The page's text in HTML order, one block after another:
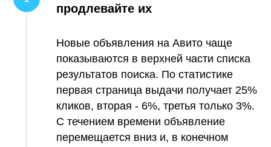
продлевайте их
Новые объявления на Авито чаще
показываются в верхней части списка
результатов поиска. По статистике
первая страница выдачи получает 25%
кликов, вторая - 6%, третья только 3%.
С течением времени объявление
перемещается вниз и, в конечном